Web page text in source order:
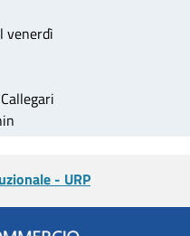
venerdì
- URP